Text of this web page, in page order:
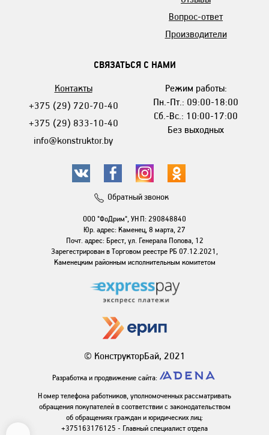
Вопрос-ответ
Производители
СВЯЗАТЬСЯ С НАМИ
Контакты
+375 (29) 720-70-40
+375 (29) 833-10-40
info@konstruktor.by
Режим работы:
Пн.-Пт.: 09:00-18:00
Сб.-Вс.: 10:00-17:00
Без выходных
Обратный звонок
ООО "ФоДрим", УНП: 290848840
Юр. адрес: Каменец, 8 марта, 27
Почт. адрес: Брест, ул. Генерала Попова, 12
Зарегестрирован в Торговом реестре РБ 07.12.2021,
Каменецким районным исполнительным комитетом
© КонструкторБай, 2021
Разработка и продвижение сайта:
Номер телефона работников, уполномоченных рассматривать
обращения покупателей в соответствии с законодательством
об обращениях граждан и юридических лиц:
+375163176125 - Главный специалист отдела